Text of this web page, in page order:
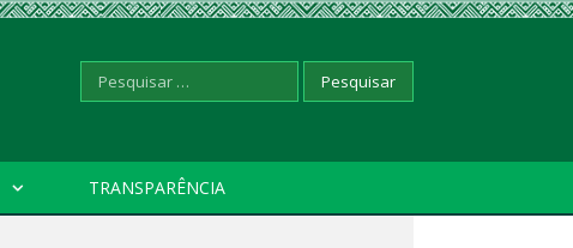
Pesquisar
TRANSPARÊNCIA